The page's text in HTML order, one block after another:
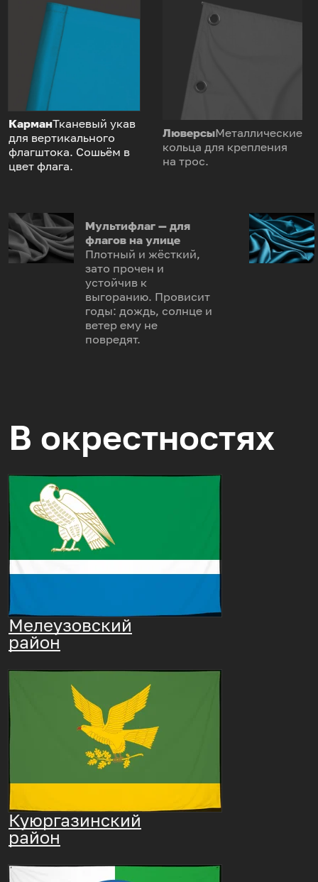
КарманТканевый укав
для вертикального
флагштока. Сошьём в
цвет флага.
ЛюверсыМеталлические
кольца для крепления
на трос.
Мультифлаг — для
флагов на улице
Плотный и жёсткий,
зато прочен и
устойчив к
выгоранию. Провисит
годы: дождь, солнце и
ветер ему не
повредят.
В окрестностях
Мелеузовский
район
Куюргазинский
район